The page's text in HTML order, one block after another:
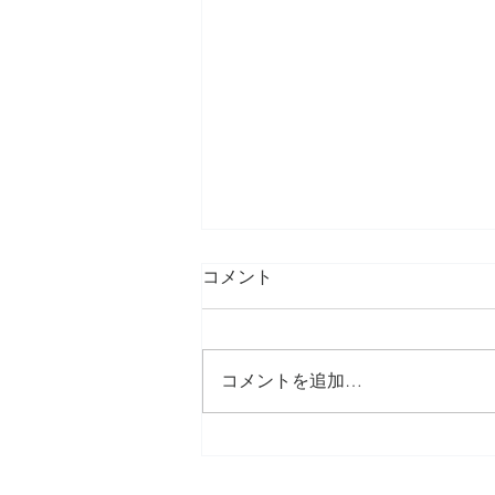
コメント
コメントを追加…